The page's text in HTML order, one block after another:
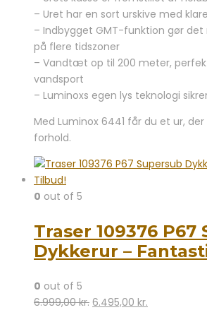
– Uret har en sort urskive med
– Indbygget GMT-funktion gør
på flere tidszoner
– Vandtæt op til 200 meter,
vandsport
– Luminoxs egen lys teknologi
Med Luminox 6441 får du et ur,
forhold.
0 out of 5
Traser 109376 P67
Dykkerur –
0 out of 5
6.999,00kr. Den
6.495,00 kr.